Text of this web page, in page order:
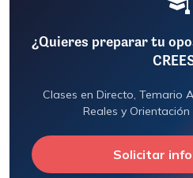
¿Quieres preparar tu
Clases en Directo, Temario
Reales y
Solicitar